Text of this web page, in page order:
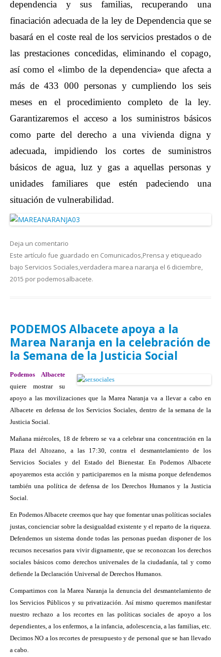
dependencia y sus familias, recuperando una
finaciación adecuada de la ley de Dependencia que se
basará en el coste real de los servicios prestados o de
las prestaciones concedidas, eliminando el copago,
así como el «limbo de la dependencia» que afecta a
más de 433 000 personas y cumpliendo los seis
meses en el procedimiento completo de la ley.
Garantizaremos el acceso a los suministros básicos
como parte del derecho a una vivienda digna y
adecuada, impidiendo los cortes de suministros
básicos de agua, luz y gas a aquellas personas y
unidades familiares que estén padeciendo una
situación de vulnerabilidad.
Deja un comentario
Este artículo fue guardado en Comunicados,Prensa y etiqueado
bajo Servicios Sociales,verdadera marea naranja el 6 diciembre,
2015 por podemosalbacete.
PODEMOS Albacete apoya a la
Marea Naranja en la celebración de
la Semana de la Justicia Social
Podemos Albacete
quiere mostrar su
apoyo a las movilizaciones que la Marea Naranja va a llevar a cabo en
Albacete en defensa de los Servicios Sociales, dentro de la semana de la
Justicia Social.
Mañana miércoles, 18 de febrero se va a celebrar una concentración en la
Plaza del Altozano, a las 17:30, contra el desmantelamiento de los
Servicios Sociales y del Estado del Bienestar. En Podemos Albacete
apoyaremos esta acción y participaremos en la misma porque defendemos
también una política de defensa de los Derechos Humanos y la Justicia
Social.
En Podemos Albacete creemos que hay que fomentar unas políticas sociales
justas, concienciar sobre la desigualdad existente y el reparto de la riqueza.
Defendemos un sistema donde todas las personas puedan disponer de los
recursos necesarios para vivir dignamente, que se reconozcan los derechos
sociales básicos como derechos universales de la ciudadanía, tal y como
defiende la Declaración Universal de Derechos Humanos.
Compartimos con la Marea Naranja la denuncia del desmantelamiento de
los Servicios Públicos y su privatización. Así mismo queremos manifestar
nuestro rechazo a los recortes en las políticas sociales de apoyo a los
dependientes, a los enfermos, a la infancia, adolescencia, a las familias, etc.
Decimos NO a los recortes de presupuesto y de personal que se han llevado
a cabo.